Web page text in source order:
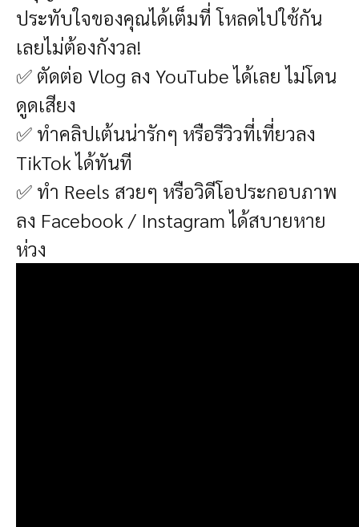
ประทับใจของคุณได้เต็มที่ โหลดไปใช้กัน
เลยไม่ต้องกังวล!
✅ ตัดต่อ Vlog ลง YouTube ได้เลย ไม่โดน
ดูดเสียง
✅ ทำคลิปเต้นน่ารักๆ หรือรีวิวที่เที่ยวลง
TikTok ได้ทันที
✅ ทำ Reels สวยๆ หรือวิดีโอประกอบภาพ
ลง Facebook / Instagram ได้สบายหาย
ห่วง